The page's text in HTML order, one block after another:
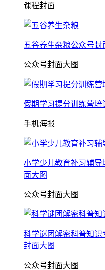
课程封面
五谷养生杂粮公众号封
公众号封面大图
假期学习提分训练营培
手机海报
小学少儿教育补习辅
面大图
公众号封面大图
科学谜团解密科普知识
封面大图
公众号封面大图